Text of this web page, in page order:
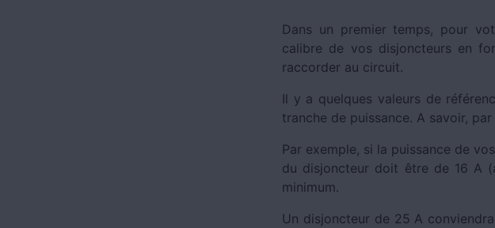
Dans un premier temps, pour
calibre de vos disjoncteurs en
raccorder au circuit.
Il y a quelques valeurs de
tranche de puissance. A savoir,
Par exemple, si la puissance de
du disjoncteur doit être de 16 A
minimum.
Un disjoncteur de 25 A